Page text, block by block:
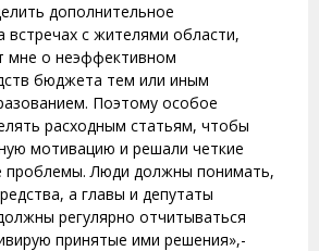
дополнительное
встречах с жителями области,
мне о неэффективном
бюджета тем или иным
Поэтому особое
расходным статьям, чтобы
мотивацию и решали четкие
проблемы. Люди должны понимать,
а главы и депутаты
регулярно отчитываться
принятые ими решения»,-